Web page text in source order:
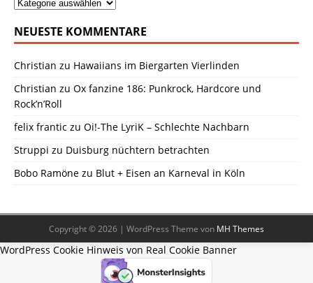
NEUESTE KOMMENTARE
Christian zu Hawaiians im Biergarten Vierlinden
Christian zu Ox fanzine 186: Punkrock, Hardcore und
Rock’n’Roll
felix frantic zu Oi!-The LyriK – Schlechte Nachbarn
Struppi zu Duisburg nüchtern betrachten
Bobo Ramöne zu Blut + Eisen an Karneval in Köln
Copyright © 2026 | WordPress Theme von MH Themes
WordPress Cookie Hinweis von Real Cookie Banner